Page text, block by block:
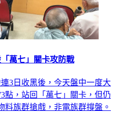
萬七」關卡攻防戰
3日收黑後，今天盤中一度大
點，站回「萬七」關卡，但仍
料族群搶戲，非電族群撐盤。